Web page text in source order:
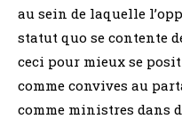
au sein de laquelle
statut quo se contente
ceci pour mieux se
comme convives au
comme ministres dans